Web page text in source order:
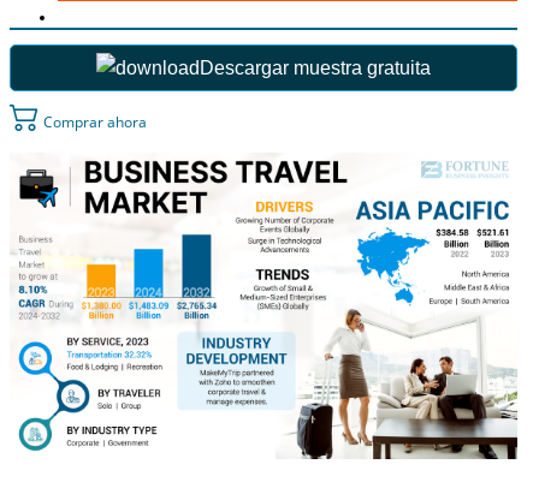
Descargar muestra gratuita
Comprar ahora